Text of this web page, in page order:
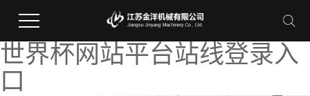
世界杯网站平台站线登录入
口